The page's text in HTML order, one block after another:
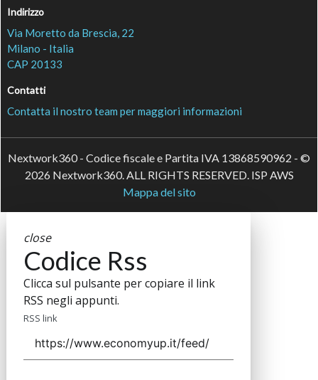
Indirizzo
Via Moretto da Brescia, 22
Milano - Italia
CAP 20133
Contatti
Contatta il nostro team per maggiori informazioni
Nextwork360 - Codice fiscale e Partita IVA 13868590962 - ©
2026 Nextwork360. ALL RIGHTS RESERVED. ISP AWS
Mappa del sito
close
Codice Rss
Clicca sul pulsante per copiare il link
RSS negli appunti.
RSS link